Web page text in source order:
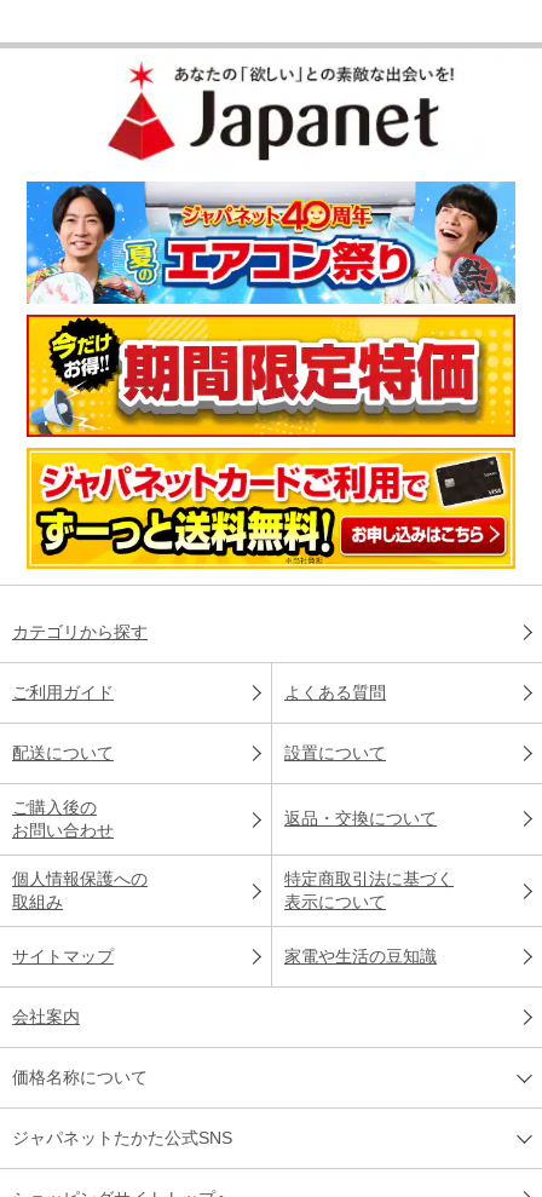
カテゴリから探す
ご利用ガイド よくある質問
配送について 設置について
ご購入後の
お問い合わせ
返品・交換について
個人情報保護への
取組み
特定商取引法に基づく
表示について
サイトマップ 家電や生活の豆知識
会社案内
価格名称について
ジャパネットたかた公式SNS